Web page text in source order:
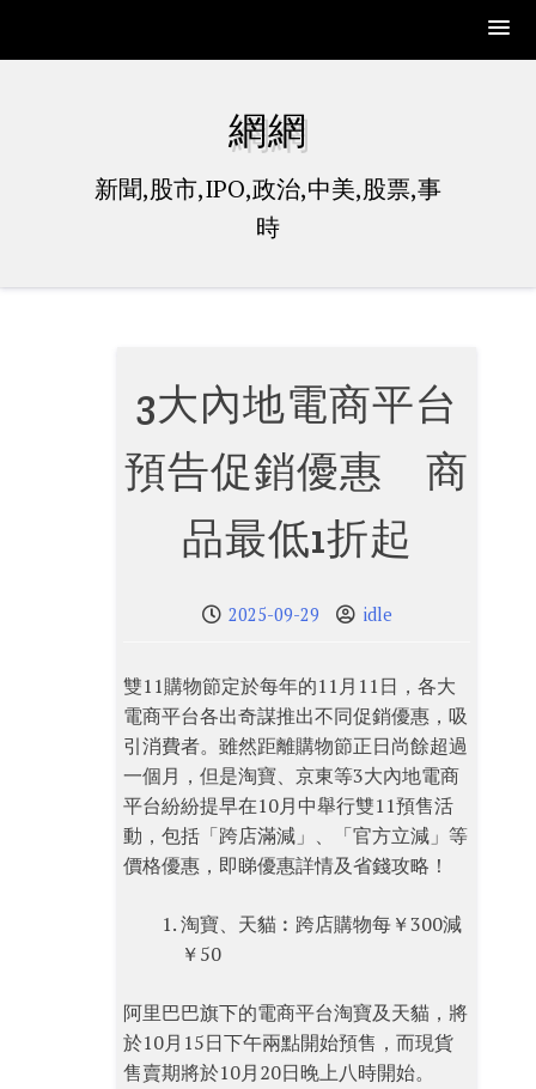
網網
新聞,股市,IPO,政治,中美,股票,事
時
3大內地電商平台
預告促銷優惠 商
品最低1折起
2025-09-29 idle
雙11購物節定於每年的11月11日，各大
電商平台各出奇謀推出不同促銷優惠，吸
引消費者。雖然距離購物節正日尚餘超過
一個月，但是淘寶、京東等3大內地電商
平台紛紛提早在10月中舉行雙11預售活
動，包括「跨店滿減」、「官方立減」等
價格優惠，即睇優惠詳情及省錢攻略！
淘寶、天貓︰跨店購物每￥300減
￥50
阿里巴巴旗下的電商平台淘寶及天貓，將
於10月15日下午兩點開始預售，而現貨
售賣期將於10月20日晚上八時開始。